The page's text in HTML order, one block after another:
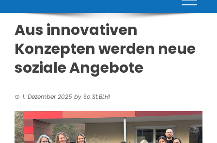
Aus innovativen
Konzepten werden neue
soziale Angebote
1. Dezember 2025 by So.St.BLHI